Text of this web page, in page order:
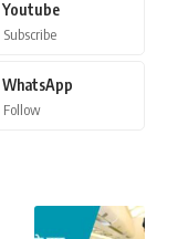
Youtube
Subscribe
WhatsApp
Follow